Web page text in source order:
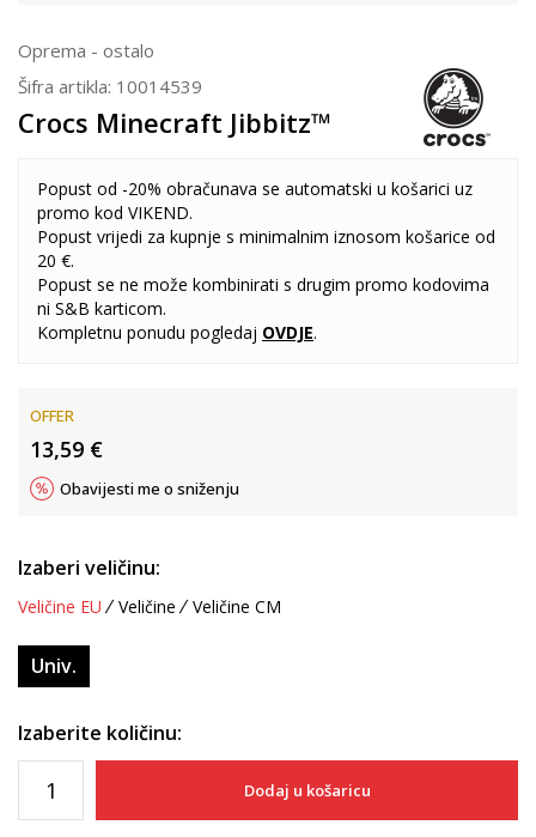
Oprema - ostalo
Šifra artikla: 10014539
Crocs Minecraft Jibbitz™
Popust od -20% obračunava se automatski u košarici uz
promo kod VIKEND.
Popust vrijedi za kupnje s minimalnim iznosom košarice od
20 €.
Popust se ne može kombinirati s drugim promo kodovima
ni S&B karticom.
Kompletnu ponudu pogledaj OVDJE.
OFFER
13,59 €
Obavijesti me o sniženju
Izaberi veličinu:
Veličine EU Veličine Veličine CM
Univ.
Izaberite količinu:
Dodaj u košaricu